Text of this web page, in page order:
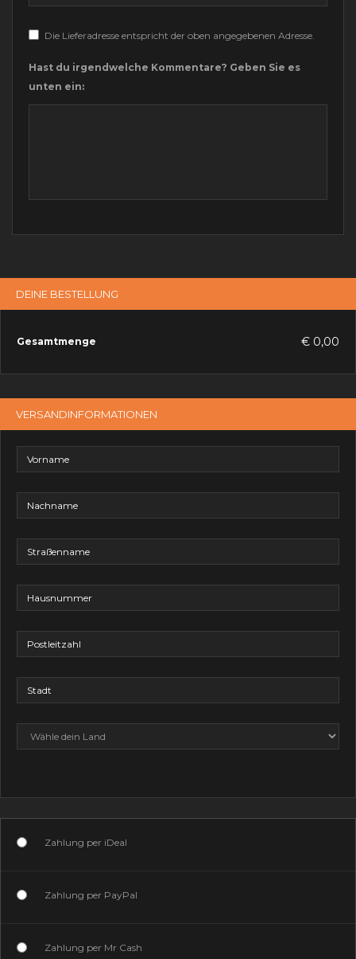
Die Lieferadresse entspricht der oben angegebenen Adresse.
Hast du irgendwelche Kommentare? Geben Sie es
unten ein:
DEINE BESTELLUNG
Gesamtmenge € 0,00
VERSANDINFORMATIONEN
Zahlung per iDeal
Zahlung per PayPal
Zahlung per Mr Cash